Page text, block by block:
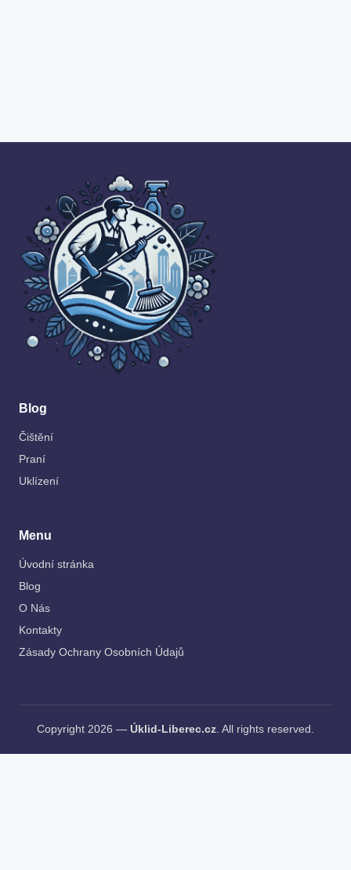
Blog
Čištění
Praní
Uklízení
Menu
Úvodní stránka
Blog
O Nás
Kontakty
Zásady Ochrany Osobních Údajů
Copyright 2026 — Úklid-Liberec.cz. All rights reserved.